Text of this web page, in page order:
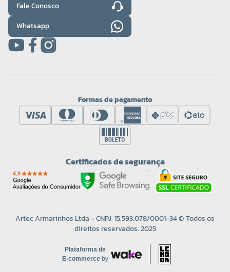
Fale Conosco
Whatsapp
Formas de pagamento
Certificados de segurança
Artec Armarinhos Ltda - CNPJ: 15.593.078/0001-34 © Todos os
direitos reservados. 2025
Plataforma de
E-commerce by